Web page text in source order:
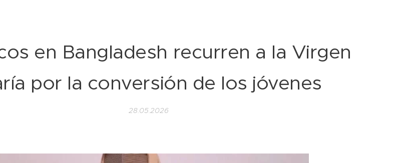
en Bangladesh recurren a la Virgen
por la conversión de los jóvenes
28.05.2026